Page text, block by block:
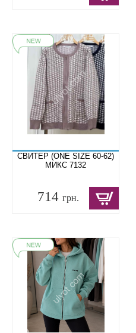
СВИТЕР (ONE SIZE 60-62)
МИКС 7132
714 грн.